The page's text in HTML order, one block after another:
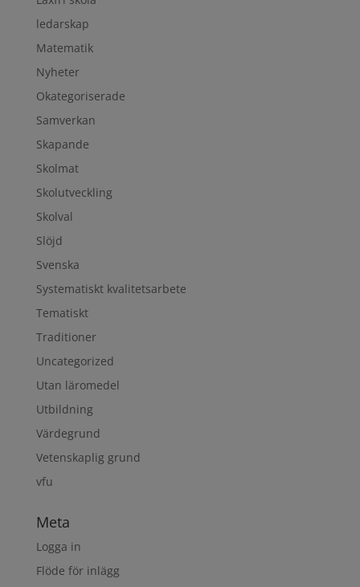
ledarskap
Matematik
Nyheter
Okategoriserade
Samverkan
Skapande
Skolmat
Skolutveckling
Skolval
Slöjd
Svenska
Systematiskt kvalitetsarbete
Tematiskt
Traditioner
Uncategorized
Utan läromedel
Utbildning
Värdegrund
Vetenskaplig grund
vfu
Meta
Logga in
Flöde för inlägg